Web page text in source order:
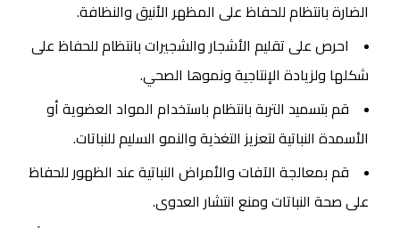
الضارة بانتظام للحفاظ على المظهر الأنيق والنظافة.
احرص على تقليم الأشجار والشجيرات بانتظام للحفاظ على
شكلها ولزيادة الإنتاجية ونموها الصحي.
قم بتسميد التربة بانتظام باستخدام المواد العضوية أو
الأسمدة النباتية لتعزيز التغذية والنمو السليم للنباتات.
قم بمعالجة الآفات والأمراض النباتية عند الظهور للحفاظ
على صحة النباتات ومنع انتشار العدوى.